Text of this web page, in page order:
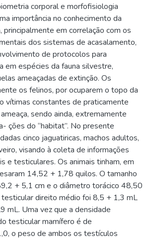
corporal e morfofisiologia
importância no conhecimento da
principalmente em correlação com os
dos sistemas de acasalamento,
de protocolos para
em espécies da fauna silvestre,
ameaçadas de extinção. Os
os felinos, por ocuparem o topo da
vítimas constantes de praticamente
sendo ainda, extremamente
ções do “habitat”. No presente
cinco jaguatiricas, machos adultos,
visando à coleta de informações
e testiculares. Os animais tinham, em
14,52 + 1,78 quilos. O tamanho
+ 5,1 cm e o diâmetro torácico 48,50
direito médio foi 8,5 + 1,3 mL
mL. Uma vez que a densidade
testicular mamífero é de
o peso de ambos os testículos